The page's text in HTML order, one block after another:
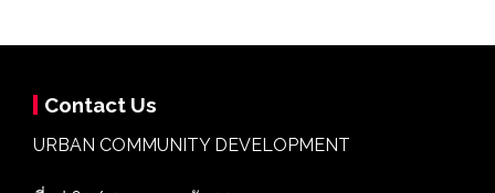
Contact Us
URBAN COMMUNITY DEVELOPMENT